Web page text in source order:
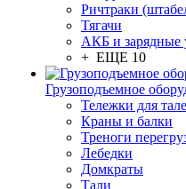
Ричтраки
Тягачи
АКБ и зарядные
+ ЕЩЕ 10
Грузоподъемное
Тележки для
Краны и балки
Треноги
Лебедки
Домкраты
Тали